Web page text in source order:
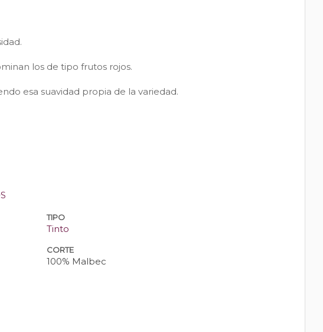
los de tipo frutos rojos.
esa suavidad propia de la variedad.
TIPO
Tinto
CORTE
100% Malbec